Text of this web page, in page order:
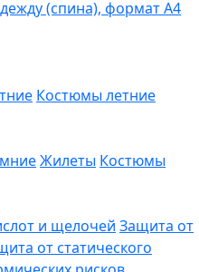
(спина), формат А4
Костюмы летние
Жилеты Костюмы
и щелочей Защита от
от статического